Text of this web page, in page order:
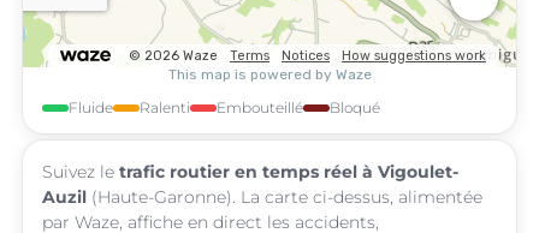
Fluide Ralenti Embouteillé Bloqué
Suivez le trafic routier en temps réel à Vigoulet-
Auzil (Haute-Garonne). La carte ci-dessus, alimentée
par Waze, affiche en direct les accidents,